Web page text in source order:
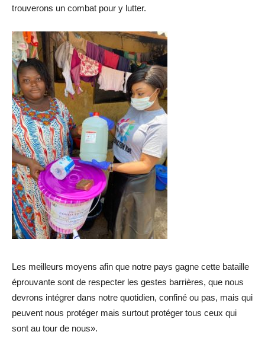
trouverons un combat pour y lutter.
Les meilleurs moyens afin que notre pays gagne cette bataille
éprouvante sont de respecter les gestes barrières, que nous
devrons intégrer dans notre quotidien, confiné ou pas, mais qui
peuvent nous protéger mais surtout protéger tous ceux qui
sont au tour de nous».